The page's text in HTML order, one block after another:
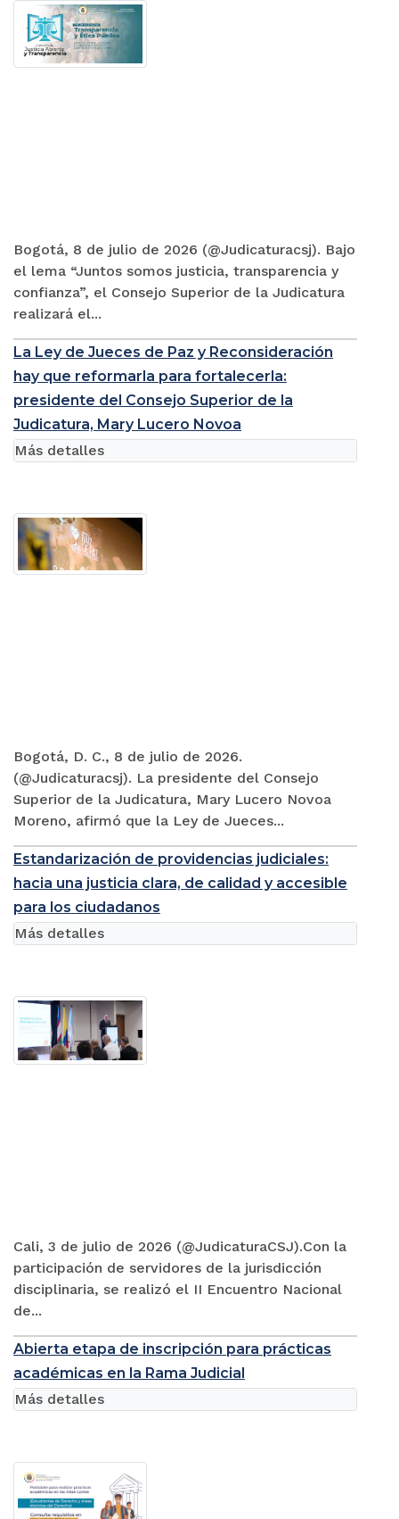
Bogotá, 8 de julio de 2026 (@Judicaturacsj). Bajo
el lema “Juntos somos justicia, transparencia y
confianza”, el Consejo Superior de la Judicatura
realizará el...
La Ley de Jueces de Paz y Reconsideración
hay que reformarla para fortalecerla:
presidente del Consejo Superior de la
Judicatura, Mary Lucero Novoa
Bogotá, D. C., 8 de julio de 2026.
(@Judicaturacsj). La presidente del Consejo
Superior de la Judicatura, Mary Lucero Novoa
Moreno, afirmó que la Ley de Jueces...
Más detalles
Estandarización de providencias judiciales:
hacia una justicia clara, de calidad y accesible
para los ciudadanos
Cali, 3 de julio de 2026 (@JudicaturaCSJ).Con la
participación de servidores de la jurisdicción
disciplinaria, se realizó el II Encuentro Nacional
de...
Más detalles
Abierta etapa de inscripción para prácticas
académicas en la Rama Judicial
Más detalles